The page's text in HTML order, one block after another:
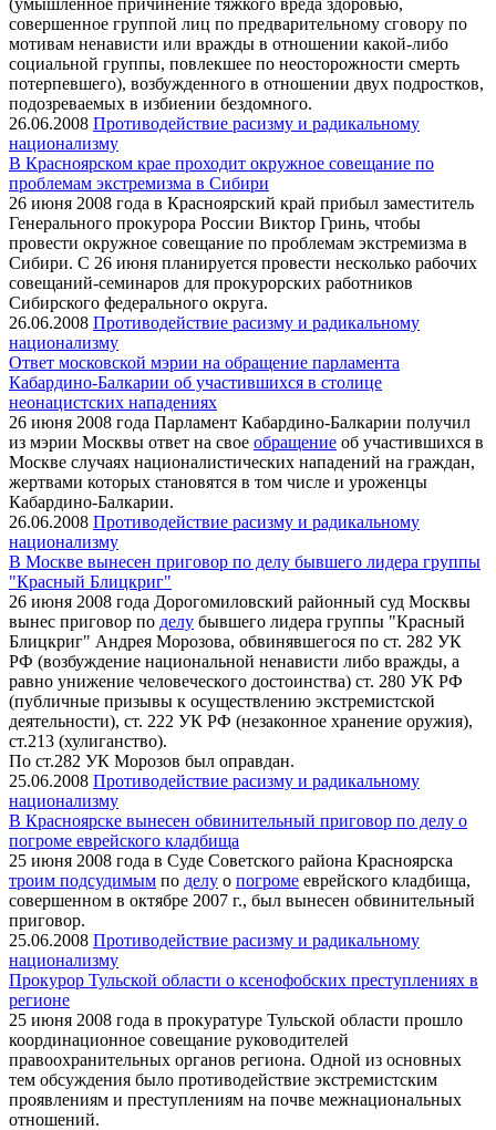
совершенное группой лиц по предварительному сговору по
мотивам ненависти или вражды в отношении какой-либо
социальной группы, повлекшее по неосторожности смерть
потерпевшего), возбужденного в отношении двух подростков,
подозреваемых в избиении бездомного.
26.06.2008 Противодействие расизму и радикальному
национализму
В Красноярском крае проходит окружное совещание по
проблемам экстремизма в Сибири
26 июня 2008 года в Красноярский край прибыл заместитель
Генерального прокурора России Виктор Гринь, чтобы
провести окружное совещание по проблемам экстремизма в
Сибири. С 26 июня планируется провести несколько рабочих
совещаний-семинаров для прокурорских работников
Сибирского федерального округа.
26.06.2008 Противодействие расизму и радикальному
национализму
Ответ московской мэрии на обращение парламента
Кабардино-Балкарии об участившихся в столице
неонацистских нападениях
26 июня 2008 года Парламент Кабардино-Балкарии получил
из мэрии Москвы ответ на свое обращение об участившихся в
Москве случаях националистических нападений на граждан,
жертвами которых становятся в том числе и уроженцы
Кабардино-Балкарии.
26.06.2008 Противодействие расизму и радикальному
национализму
В Москве вынесен приговор по делу бывшего лидера группы
"Красный Блицкриг"
26 июня 2008 года Дорогомиловский районный суд Москвы
вынес приговор по делу бывшего лидера группы "Красный
Блицкриг" Андрея Морозова, обвинявшегося по ст. 282 УК
РФ (возбуждение национальной ненависти либо вражды, а
равно унижение человеческого достоинства) ст. 280 УК РФ
(публичные призывы к осуществлению экстремистской
деятельности), ст. 222 УК РФ (незаконное хранение оружия),
ст.213 (хулиганство).
По ст.282 УК Морозов был оправдан.
25.06.2008 Противодействие расизму и радикальному
национализму
В Красноярске вынесен обвинительный приговор по делу о
погроме еврейского кладбища
25 июня 2008 года в Суде Советского района Красноярска
троим подсудимым по делу о погроме еврейского кладбища,
совершенном в октябре 2007 г., был вынесен обвинительный
приговор.
25.06.2008 Противодействие расизму и радикальному
национализму
Прокурор Тульской области о ксенофобских преступлениях в
регионе
25 июня 2008 года в прокуратуре Тульской области прошло
координационное совещание руководителей
правоохранительных органов региона. Одной из основных
тем обсуждения было противодействие экстремистским
проявлениям и преступлениям на почве межнациональных
отношений.